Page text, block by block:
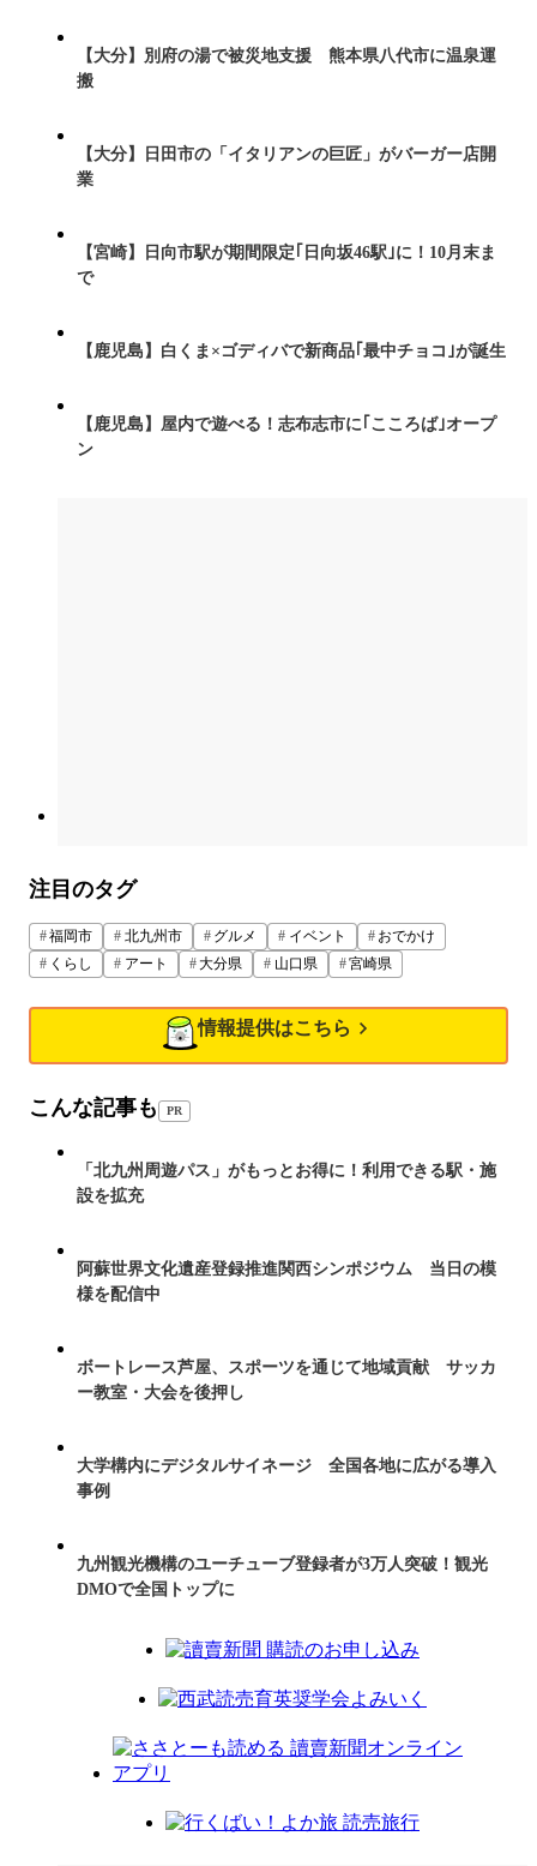
【大分】別府の湯で被災地支援 熊本県八代市に温泉運
搬
【大分】日田市の「イタリアンの巨匠」がバーガー店開
業
【宮崎】日向市駅が期間限定｢日向坂46駅｣に！10月末ま
で
【鹿児島】白くま×ゴディバで新商品｢最中チョコ｣が誕生
【鹿児島】屋内で遊べる！志布志市に｢こころば｣オープ
ン
注目のタグ
福岡市 北九州市 グルメ イベント
おでかけ
くらし
アート 大分県 山口県 宮崎県
情報提供はこちら
こんな記事も PR
「北九州周遊パス」がもっとお得に！利用できる駅・施
設を拡充
阿蘇世界文化遺産登録推進関西シンポジウム 当日の模
様を配信中
ボートレース芦屋、スポーツを通じて地域貢献 サッカ
ー教室・大会を後押し
大学構内にデジタルサイネージ 全国各地に広がる導入
事例
九州観光機構のユーチューブ登録者が3万人突破！観光
DMOで全国トップに